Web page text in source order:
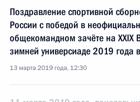
Поздравление спортивной
России с победой в
общекомандном зачёте на XXIX
зимней универсиаде 2019 года
13 марта 2019 года, 12:30